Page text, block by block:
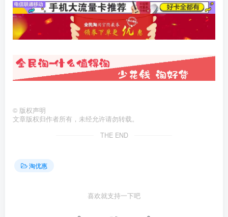
© 版权声明
文章版权归作者所有，未经允许请勿转载。
THE END
淘优惠
喜欢就支持一下吧